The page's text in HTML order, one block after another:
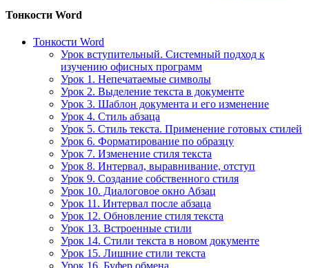
Тонкости Word
Тонкости Word
Урок вступительный. Системный подход к
изучению офисных программ
Урок 1. Непечатаемые символы
Урок 2. Выделение текста в документе
Урок 3. Шаблон документа и его изменение
Урок 4. Стиль абзаца
Урок 5. Стиль текста. Применение готовых стилей
Урок 6. Форматирование по образцу
Урок 7. Изменение стиля текста
Урок 8. Интервал, выравнивание, отступ
Урок 9. Создание собственного стиля
Урок 10. Диалоговое окно Абзац
Урок 11. Интервал после абзаца
Урок 12. Обновление стиля текста
Урок 13. Встроенные стили
Урок 14. Стили текста в новом документе
Урок 15. Лишние стили текста